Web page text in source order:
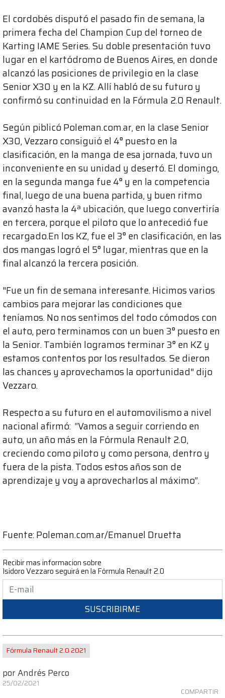
El cordobés disputó el pasado fin de semana, la
primera fecha del Champion Cup del torneo de
Karting IAME Series. Su doble presentación tuvo
lugar en el kartódromo de Buenos Aires, en donde
alcanzó las posiciones de privilegio en la clase
Senior X30 y en la KZ. Allí habló de su futuro y
confirmó su continuidad en la Fórmula 2.0 Renault.
Según piblicó Poleman.com.ar, en la clase Senior
X30, Vezzaro consiguió el 4° puesto en la
clasificación, en la manga de esa jornada, tuvo un
inconveniente en su unidad y desertó. El domingo,
en la segunda manga fue 4° y en la competencia
final, luego de una buena partida, y buen ritmo
avanzó hasta la 4ª ubicación, que luego convertiría
en tercera, porque el piloto que lo antecedió fue
recargado.En los KZ, fue el 3° en clasificación, en las
dos mangas logró el 5° lugar, mientras que en la
final alcanzó la tercera posición.
"Fue un fin de semana interesante. Hicimos varios
cambios para mejorar las condiciones que
teníamos. No nos sentimos del todo cómodos con
el auto, pero terminamos con un buen 3° puesto en
la Senior. También logramos terminar 3° en KZ y
estamos contentos por los resultados. Se dieron
las chances y aprovechamos la oportunidad" dijo
Vezzaro.
Respecto a su futuro en el automovilismo a nivel
nacional afirmó: “Vamos a seguir corriendo en
auto, un año más en la Fórmula Renault 2.0,
creciendo como piloto y como persona, dentro y
fuera de la pista. Todos estos años son de
aprendizaje y voy a aprovecharlos al máximo”.
Fuente: Poleman.com.ar/Emanuel Druetta
Recibir mas informacion sobre
Isidoro Vezzaro seguirá en la Fórmula Renault 2.0
SUSCRIBIRME
Fórmula Renault 2.0 2021
porAndrés Perco
25/02/2021
COMPARTIR